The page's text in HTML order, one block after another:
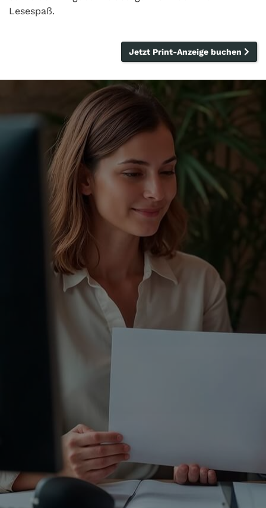
Lesespaß.
Jetzt Print-Anzeige buchen